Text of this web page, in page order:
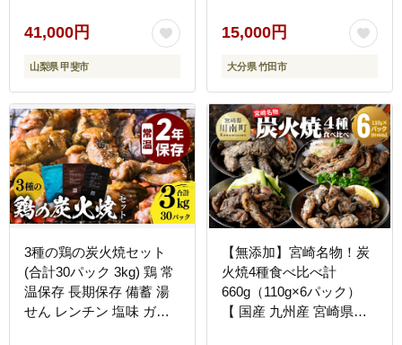
41,000円
山梨県 甲斐市
15,000円
大分県 竹田市
3種の鶏の炭火焼セット
(合計30パック 3kg) 鶏 常
温保存 長期保存 備蓄 湯
せん レンチン 塩味 ガー
【無添加】宮崎名物！炭
火焼4種食べ比べ計
660g（110g×6パック）
【 国産 九州産 宮崎県産